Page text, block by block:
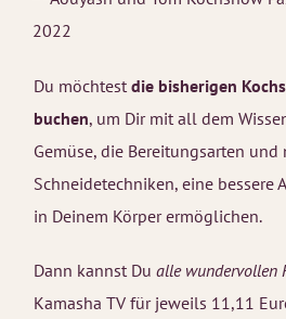
Du möchtest die bisherigen
buchen, um Dir mit all dem
Gemüse, die Bereitungsarten und
Schneidetechniken, eine bessere
in Deinem Körper ermöglichen.
Dann kannst Du alle wundervollen
Kamasha TV für jeweils 11,11